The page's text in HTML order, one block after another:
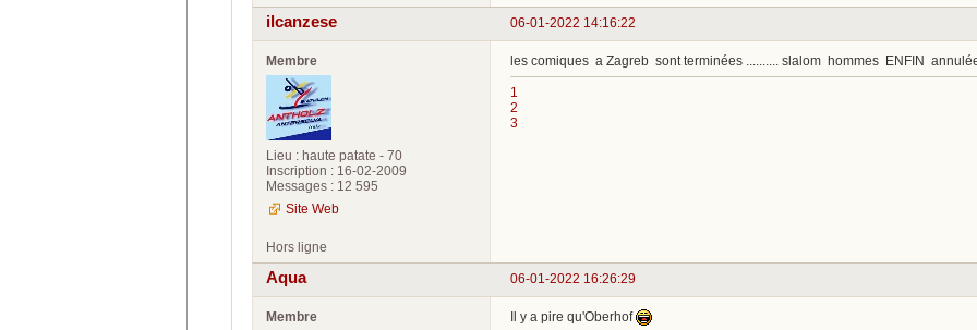
06-01-2022 14:16:22
ilcanzese
Membre
Lieu : haute patate - 70
Inscription : 16-02-2009
Messages : 12 595
Site Web
les comiques a Zagreb sont terminées .......... slalom hommes ENFIN
1
2
3
Hors ligne
06-01-2022 16:26:29
Aqua
Membre
Il y a pire qu'Oberhof